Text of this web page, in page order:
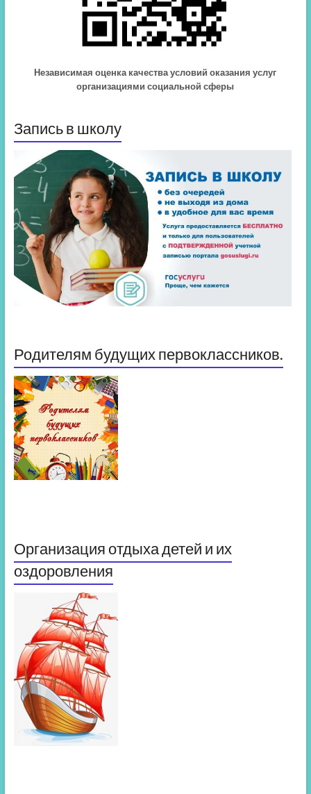
Независимая оценка качества условий оказания услуг
организациями социальной сферы
Запись в школу
Родителям будущих первоклассников.
Организация отдыха детей и их
оздоровления